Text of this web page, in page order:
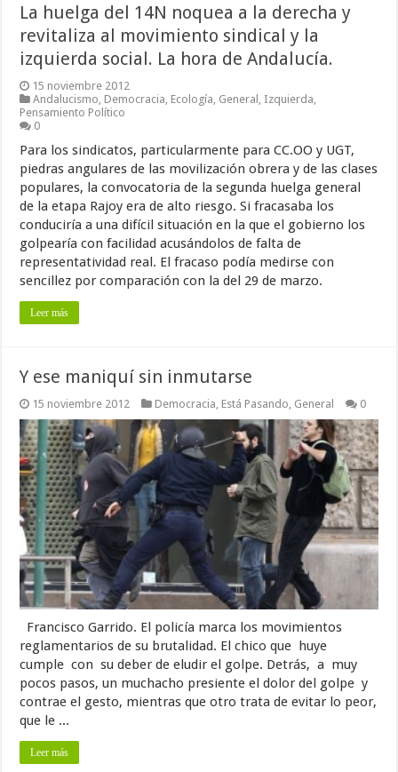
La huelga del 14N noquea a la derecha y
revitaliza al movimiento sindical y la
izquierda social. La hora de Andalucía.
15 noviembre 2012
Andalucismo Democracia Ecología General Izquierda
Pensamiento Político
0
Para los sindicatos, particularmente para CC.OO y UGT,
piedras angulares de las movilización obrera y de las clases
populares, la convocatoria de la segunda huelga general
de la etapa Rajoy era de alto riesgo. Si fracasaba los
conduciría a una difícil situación en la que el gobierno los
golpearía con facilidad acusándolos de falta de
representatividad real. El fracaso podía medirse con
sencillez por comparación con la del 29 de marzo.
Leer más
Y ese maniquí sin inmutarse
15 noviembre 2012 Democracia Está Pasando General 0
Francisco Garrido. El policía marca los movimientos
reglamentarios de su brutalidad. El chico que huye
cumple con su deber de eludir el golpe. Detrás, a muy
pocos pasos, un muchacho presiente el dolor del golpe y
contrae el gesto, mientras que otro trata de evitar lo peor,
que le ...
Leer más